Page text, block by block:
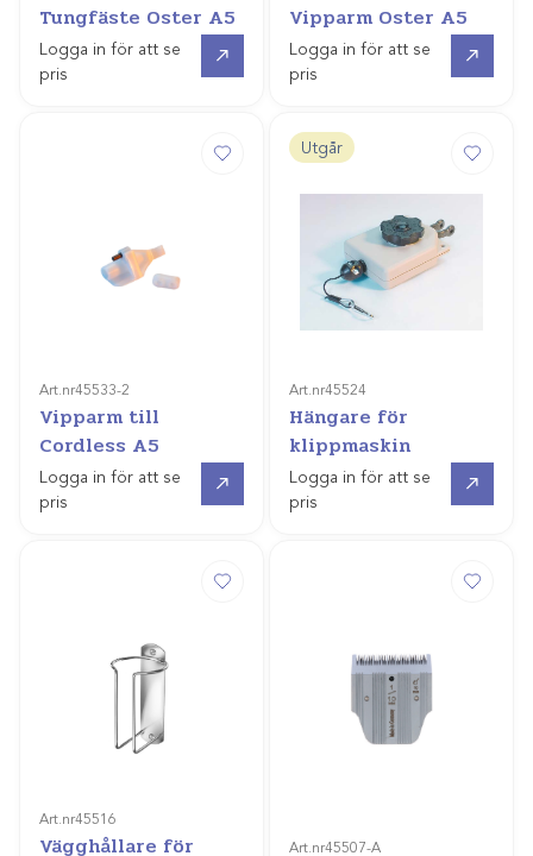
Tungfäste Oster A5
Logga in för att se
pris
Vipparm Oster A5
Logga in för att se
pris
Art.nr45533-2
Vipparm till
Cordless A5
Logga in för att se
pris
Utgår
Art.nr45524
Hängare för
klippmaskin
Logga in för att se
pris
Art.nr45516
Vägghållare för
Art.nr45507-A